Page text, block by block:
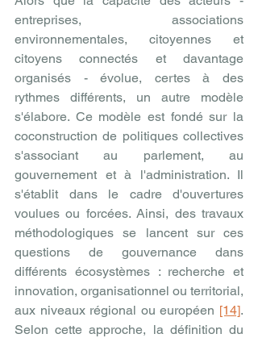
entreprises, associations
environnementales, citoyennes et
citoyens connectés et davantage
organisés - évolue, certes à des
rythmes différents, un autre modèle
s'élabore. Ce modèle est fondé sur la
coconstruction de politiques collectives
s'associant au parlement, au
gouvernement et à l'administration. Il
s'établit dans le cadre d'ouvertures
voulues ou forcées. Ainsi, des travaux
méthodologiques se lancent sur ces
questions de gouvernance dans
différents écosystèmes : recherche et
innovation, organisationnel ou territorial,
aux niveaux régional ou européen [14].
Selon cette approche, la définition du